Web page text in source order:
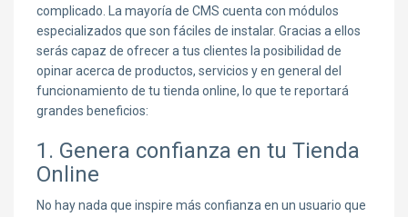
complicado. La mayoría de CMS cuenta con módulos
especializados que son fáciles de instalar. Gracias a ellos
serás capaz de ofrecer a tus clientes la posibilidad de
opinar acerca de productos, servicios y en general del
funcionamiento de tu tienda online, lo que te reportará
grandes beneficios:
1. Genera confianza en tu Tienda
Online
No hay nada que inspire más confianza en un usuario que